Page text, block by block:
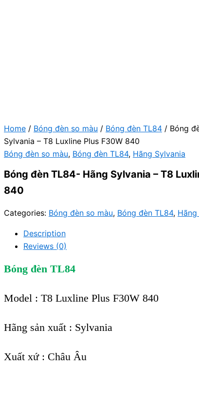
Home / Bóng đèn so màu / Bóng đèn TL84 / Bóng
Sylvania – T8 Luxline Plus F30W 840
Bóng đèn so màu, Bóng đèn TL84, Hãng Sylvania
Bóng đèn TL84- Hãng Sylvania – T8
840
Categories: Bóng đèn so màu, Bóng đèn TL84,
Description
Reviews (0)
Bóng đèn TL84
Model : T8 Luxline Plus F30W 840
Hãng sản xuất : Sylvania
Xuất xứ : Châu Âu